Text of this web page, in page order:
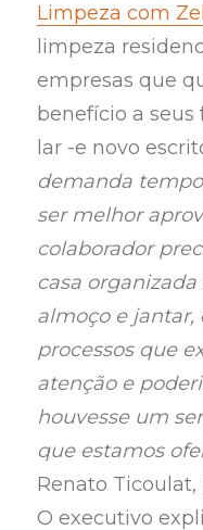
Limpeza com
limpeza
empresas que
benefício a
lar -e novo
demanda
ser melhor
colaborador
casa
almoço e jantar,
processos que
atenção e
houvesse um
que estamos
Renato
O executivo